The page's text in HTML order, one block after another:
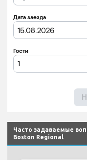
Часто задаваемые
Boston Regional